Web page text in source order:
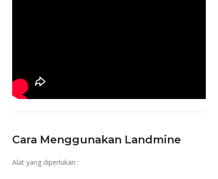
Cara Menggunakan Landmine
Alat yang diperlukan :